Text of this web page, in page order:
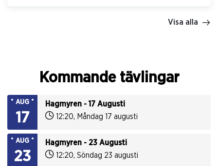
Visa alla
Kommande tävlingar
AUG
17
Hagmyren - 17 Augusti
12:20, Måndag 17 augusti
AUG
23
Hagmyren - 23 Augusti
12:20, Söndag 23 augusti